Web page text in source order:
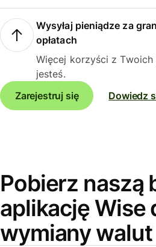
Wysyłaj pieniądze za
opłatach
Więcej korzyści z
jesteś.
Zarejestruj się
Dowiedz
Pobierz naszą
aplikację Wise
wymiany walut